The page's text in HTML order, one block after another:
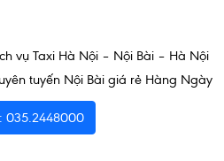
vụ Taxi Hà Nội – Nội Bài – Hà Nội
tuyến Nội Bài giá rẻ Hàng Ngày
035.2448000